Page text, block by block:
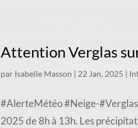
Attention Verglas
par Isabelle Masson | 22 Jan, 2025 |
#AlerteMétéo #Neige-#Verglas
2025 de 8h à 13h. Les